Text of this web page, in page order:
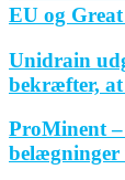
EU og
Unidrain
bekræfter,
ProMinent